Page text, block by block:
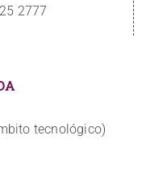
2777
tecnológico)